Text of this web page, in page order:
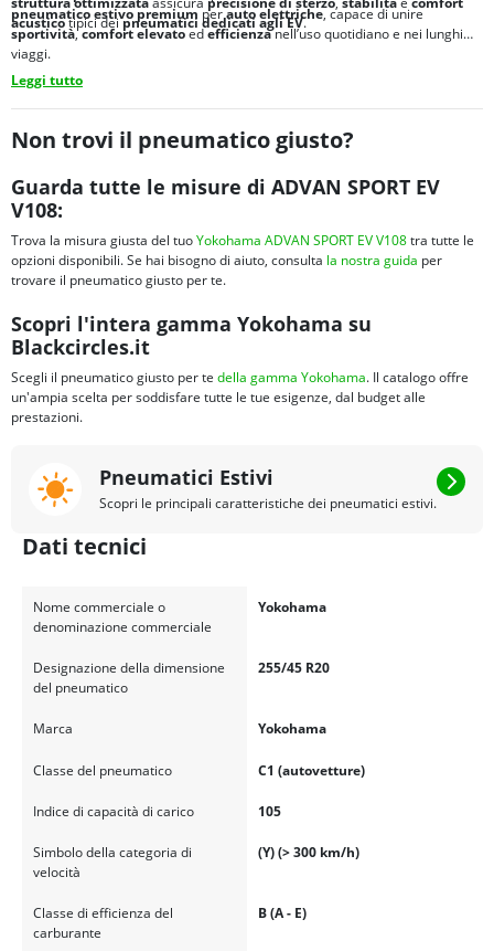
acusticotipici deipneumatici dedicati agliEV.
pneumatico estivo premiumperauto elettriche, capace di unire
sportività,comfort elevatoedefficienzanell’uso quotidiano e nei lunghi
viaggi.
Leggi tutto
Non trovi il pneumatico giusto?
Guarda tutte le misure di ADVAN SPORT EV
V108:
Trova la misura giusta del tuoYokohama ADVAN SPORT EV V108tra tutte le
opzioni disponibili. Se hai bisogno di aiuto, consulta la nostra guida per
trovare il pneumatico giusto per te.
Scopri l'intera gamma Yokohama su
Blackcircles.it
Scegli il pneumatico giusto per te della gamma Yokohama. Il catalogo offre
un'ampia scelta per soddisfare tutte le tue esigenze, dal budget alle
prestazioni.
Pneumatici Estivi
Scopri le principali caratteristiche dei pneumatici estivi.
Dati tecnici
Nome commerciale o
denominazione commerciale
Yokohama
Designazione della dimensione
del pneumatico
255/45 R20
Marca Yokohama
Classe del pneumatico C1 (autovetture)
Indice di capacità di carico 105
Simbolo della categoria di
velocità
(Y) (> 300 km/h)
Classe di efficienza del
carburante
B (A - E)